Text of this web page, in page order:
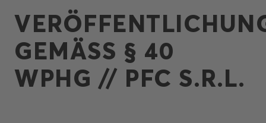
GEMÄSS § 40 W
PHG // PFC S.R.L.